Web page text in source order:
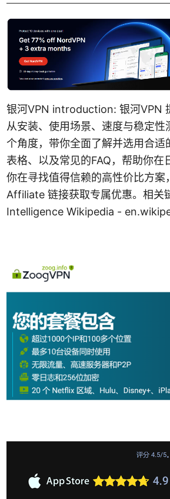
银河VPN introduction: 银河VPN
从安装、使用场景、速度与稳定
个角度，带你全面了解并选用合
表格、以及常见的FAQ，帮助你
你在寻找值得信赖的高性价比方
Affiliate 链接获取专属优惠。相
Intelligence Wikipedia -